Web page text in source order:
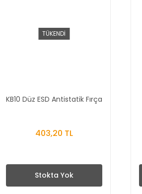
TÜKENDİ
KB10 Düz ESD Antistatik Fırça
403,20 TL
Stokta Yok